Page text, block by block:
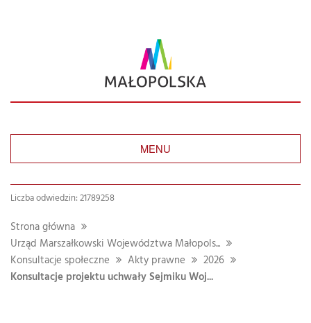
MENU
Liczba odwiedzin: 21789258
Strona główna
Urząd Marszałkowski Województwa Małopols...
Konsultacje społeczne
Akty prawne
2026
Konsultacje projektu uchwały Sejmiku Woj...